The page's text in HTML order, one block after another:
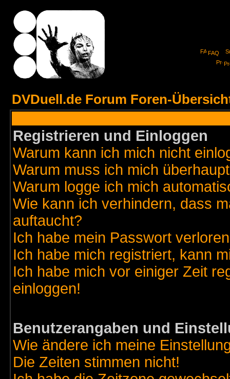
FAQ
DVDuell.de Forum Foren-
Registrieren und Einloggen
Warum kann ich mich nicht
Warum muss ich mich
Warum logge ich mich
Wie kann ich verhindern, dass
auftaucht?
Ich habe mein Passwort
Ich habe mich registriert, kann
Ich habe mich vor einiger Zeit
einloggen!
Benutzerangaben und
Wie ändere ich meine
Die Zeiten stimmen nicht!